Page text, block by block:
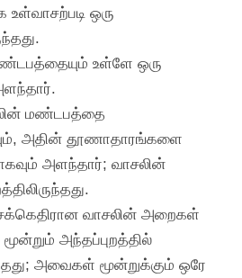
ஒரு
உள்ளே ஒரு
மண்டபத்தை
அதின் தூணாதாரங்களை
அளந்தார்; வாசலின்
வாசலின் அறைகள்
மூன்றும் அந்தப்புறத்தில்
அவைகள் மூன்றுக்கும் ஒரே